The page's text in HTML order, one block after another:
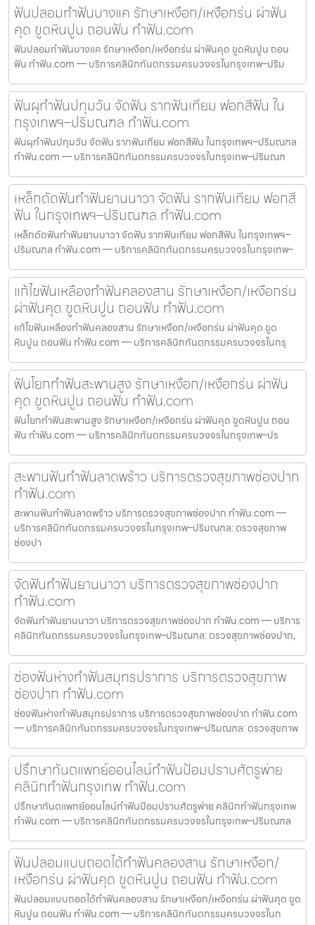
ฟันปลอมทำฟันบางแค รักษาเหงือก/เหงือกร่น ผ่าฟัน
คุด ขูดหินปูน ถอนฟัน ทำฟัน.com
ฟันปลอมทำฟันบางแค รักษาเหงือก/เหงือกร่น ผ่าฟันคุด ขูดหินปูน ถอน
ฟัน ทำฟัน.com — บริการคลินิกทันตกรรมครบวงจรในกรุงเทพ–ปริม
ฟันผุทำฟันปทุมวัน จัดฟัน รากฟันเทียม ฟอกสีฟัน ใน
กรุงเทพฯ–ปริมณฑล ทำฟัน.com
ฟันผุทำฟันปทุมวัน จัดฟัน รากฟันเทียม ฟอกสีฟัน ในกรุงเทพฯ–ปริมณฑล
ทำฟัน.com — บริการคลินิกทันตกรรมครบวงจรในกรุงเทพ–ปริมณฑ
เหล็กดัดฟันทำฟันยานนาวา จัดฟัน รากฟันเทียม ฟอกสี
ฟัน ในกรุงเทพฯ–ปริมณฑล ทำฟัน.com
เหล็กดัดฟันทำฟันยานนาวา จัดฟัน รากฟันเทียม ฟอกสีฟัน ในกรุงเทพฯ–
ปริมณฑล ทำฟัน.com — บริการคลินิกทันตกรรมครบวงจรในกรุงเทพ–
แก้ไขฟันเหลืองทำฟันคลองสาน รักษาเหงือก/เหงือกร่น
ผ่าฟันคุด ขูดหินปูน ถอนฟัน ทำฟัน.com
แก้ไขฟันเหลืองทำฟันคลองสาน รักษาเหงือก/เหงือกร่น ผ่าฟันคุด ขูด
หินปูน ถอนฟัน ทำฟัน.com — บริการคลินิกทันตกรรมครบวงจรในกรุ
ฟันโยกทำฟันสะพานสูง รักษาเหงือก/เหงือกร่น ผ่าฟัน
คุด ขูดหินปูน ถอนฟัน ทำฟัน.com
ฟันโยกทำฟันสะพานสูง รักษาเหงือก/เหงือกร่น ผ่าฟันคุด ขูดหินปูน ถอน
ฟัน ทำฟัน.com — บริการคลินิกทันตกรรมครบวงจรในกรุงเทพ–ปร
สะพานฟันทำฟันลาดพร้าว บริการตรวจสุขภาพช่องปาก
ทำฟัน.com
สะพานฟันทำฟันลาดพร้าว บริการตรวจสุขภาพช่องปาก ทำฟัน.com —
บริการคลินิกทันตกรรมครบวงจรในกรุงเทพ–ปริมณฑล: ตรวจสุขภาพ
ช่องปา
จัดฟันทำฟันยานนาวา บริการตรวจสุขภาพช่องปาก
ทำฟัน.com
จัดฟันทำฟันยานนาวา บริการตรวจสุขภาพช่องปาก ทำฟัน.com — บริการ
คลินิกทันตกรรมครบวงจรในกรุงเทพ–ปริมณฑล: ตรวจสุขภาพช่องปาก,
ช่องฟันห่างทำฟันสมุทรปราการ บริการตรวจสุขภาพ
ช่องปาก ทำฟัน.com
ช่องฟันห่างทำฟันสมุทรปราการ บริการตรวจสุขภาพช่องปาก ทำฟัน.com
— บริการคลินิกทันตกรรมครบวงจรในกรุงเทพ–ปริมณฑล: ตรวจสุขภาพ
ปรึกษาทันตแพทย์ออนไลน์ทำฟันป้อมปราบศัตรูพ่าย
คลินิกทำฟันกรุงเทพ ทำฟัน.com
ปรึกษาทันตแพทย์ออนไลน์ทำฟันป้อมปราบศัตรูพ่าย คลินิกทำฟันกรุงเทพ
ทำฟัน.com — บริการคลินิกทันตกรรมครบวงจรในกรุงเทพ–ปริมณฑล
ฟันปลอมแบบถอดได้ทำฟันคลองสาน รักษาเหงือก/
เหงือกร่น ผ่าฟันคุด ขูดหินปูน ถอนฟัน ทำฟัน.com
ฟันปลอมแบบถอดได้ทำฟันคลองสาน รักษาเหงือก/เหงือกร่น ผ่าฟันคุด ขูด
หินปูน ถอนฟัน ทำฟัน.com — บริการคลินิกทันตกรรมครบวงจรในก